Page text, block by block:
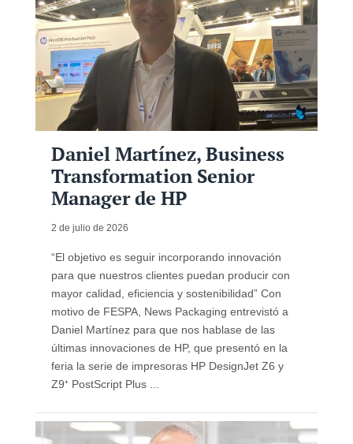
Daniel Martínez, Business
Transformation Senior
Manager de HP
2 de julio de 2026
“El objetivo es seguir incorporando innovación
para que nuestros clientes puedan producir con
mayor calidad, eficiencia y sostenibilidad” Con
motivo de FESPA, News Packaging entrevistó a
Daniel Martínez para que nos hablase de las
últimas innovaciones de HP, que presentó en la
feria la serie de impresoras HP DesignJet Z6 y
Z9⁺ PostScript Plus ...